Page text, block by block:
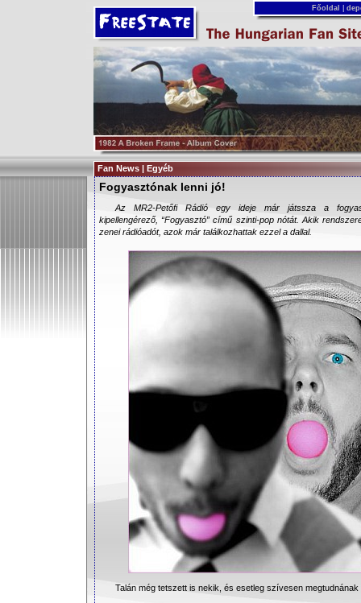
Főoldal
Fan News | Egyéb
Fogyasztónak lenni jó!
Az MR2-Petőfi Rádió egy ideje már játssza a
kipellengérező, “Fogyasztó” című szinti-pop nótát. Akik
zenei rádióadót, azok már találkozhattak ezzel a dallal.
Talán még tetszett is nekik, és esetleg szívesen